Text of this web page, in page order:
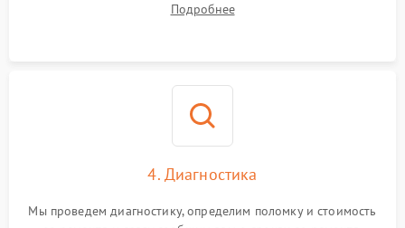
Подробнее
4. Диагностика
Мы проведем диагностику, определим поломку и стоимость